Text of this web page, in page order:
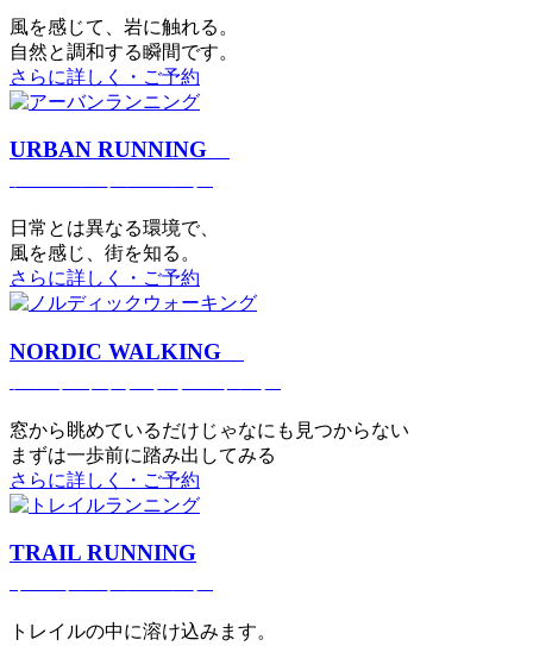
⾵を感じて、岩に触れる。
⾃然と調和する瞬間です。
さらに詳しく・ご予約
URBAN RUNNING
日常とは異なる環境で、
風を感じ、街を知る。
さらに詳しく・ご予約
NORDIC WALKING
窓から眺めているだけじゃなにも見つからない
まずは一歩前に踏み出してみる
さらに詳しく・ご予約
TRAIL RUNNING
トレイルの中に溶け込みます。